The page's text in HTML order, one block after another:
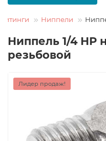
Ниппели
Ниппель 1/4 НР
резьбовой
Лидер продаж!